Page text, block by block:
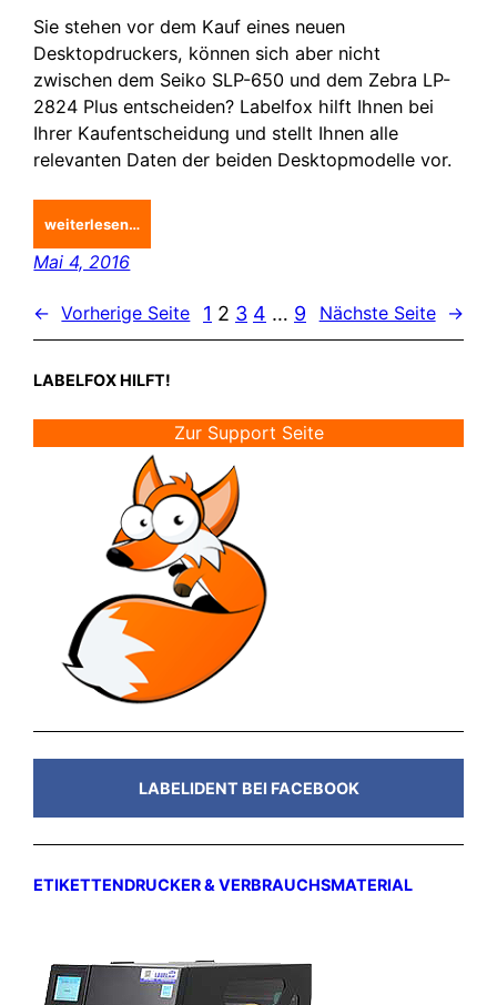
LABELFOX HILFT!
Zur Support Seite
LABELIDENT BEI FACEBOOK
ETIKETTENDRUCKER & VERBRAUCHSMATERIAL
Sie stehen vor dem Kauf eines neuen
Desktopdruckers, können sich aber nicht
zwischen dem Seiko SLP-650 und dem Zebra LP-
2824 Plus entscheiden? Labelfox hilft Ihnen bei
Ihrer Kaufentscheidung und stellt Ihnen alle
relevanten Daten der beiden Desktopmodelle vor.
weiterlesen…
Mai 4, 2016
← Vorherige Seite 1 2 3 4 … 9 Nächste Seite →